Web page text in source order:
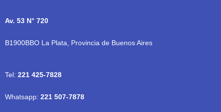
Av. 53 N° 720
B1900BBO La Plata, Provincia de Buenos Aires
Tel: 221 425-7828
Whatsapp: 221 507-7878